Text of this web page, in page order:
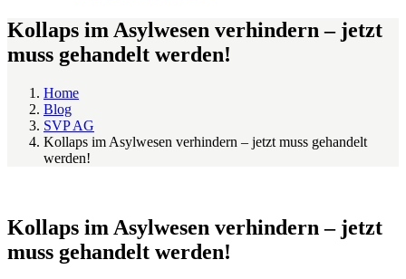
Kollaps im Asylwesen verhindern – jetzt
muss gehandelt werden!
Home
Blog
SVP AG
Kollaps im Asylwesen verhindern – jetzt muss gehandelt
werden!
Kollaps im Asylwesen verhindern – jetzt
muss gehandelt werden!